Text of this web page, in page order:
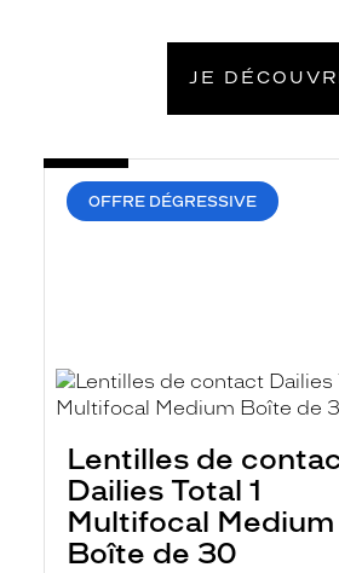
JE
OFFRE DÉGRESSIVE
Lentilles de
Dailies Total 1
Multifocal Medium
Boîte de 30